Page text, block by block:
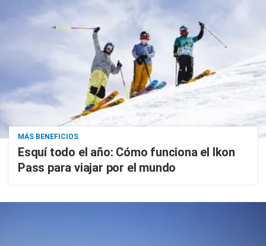
MÁS BENEFICIOS
Esquí todo el año: Cómo funciona el Ikon
Pass para viajar por el mundo